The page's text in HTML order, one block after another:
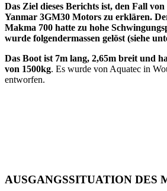
Das Ziel dieses Berichts ist, den Fall
Yanmar 3GM30 Motors zu erklären.
Makma 700 hatte zu hohe
wurde folgendermassen gelöst (siehe
Das Boot ist 7m lang, 2,65m breit und
von 1500kg. Es wurde von Aquatec in
entworfen.
AUSGANGSSITUATION DES